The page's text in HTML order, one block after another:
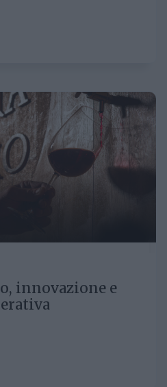
innovazione e